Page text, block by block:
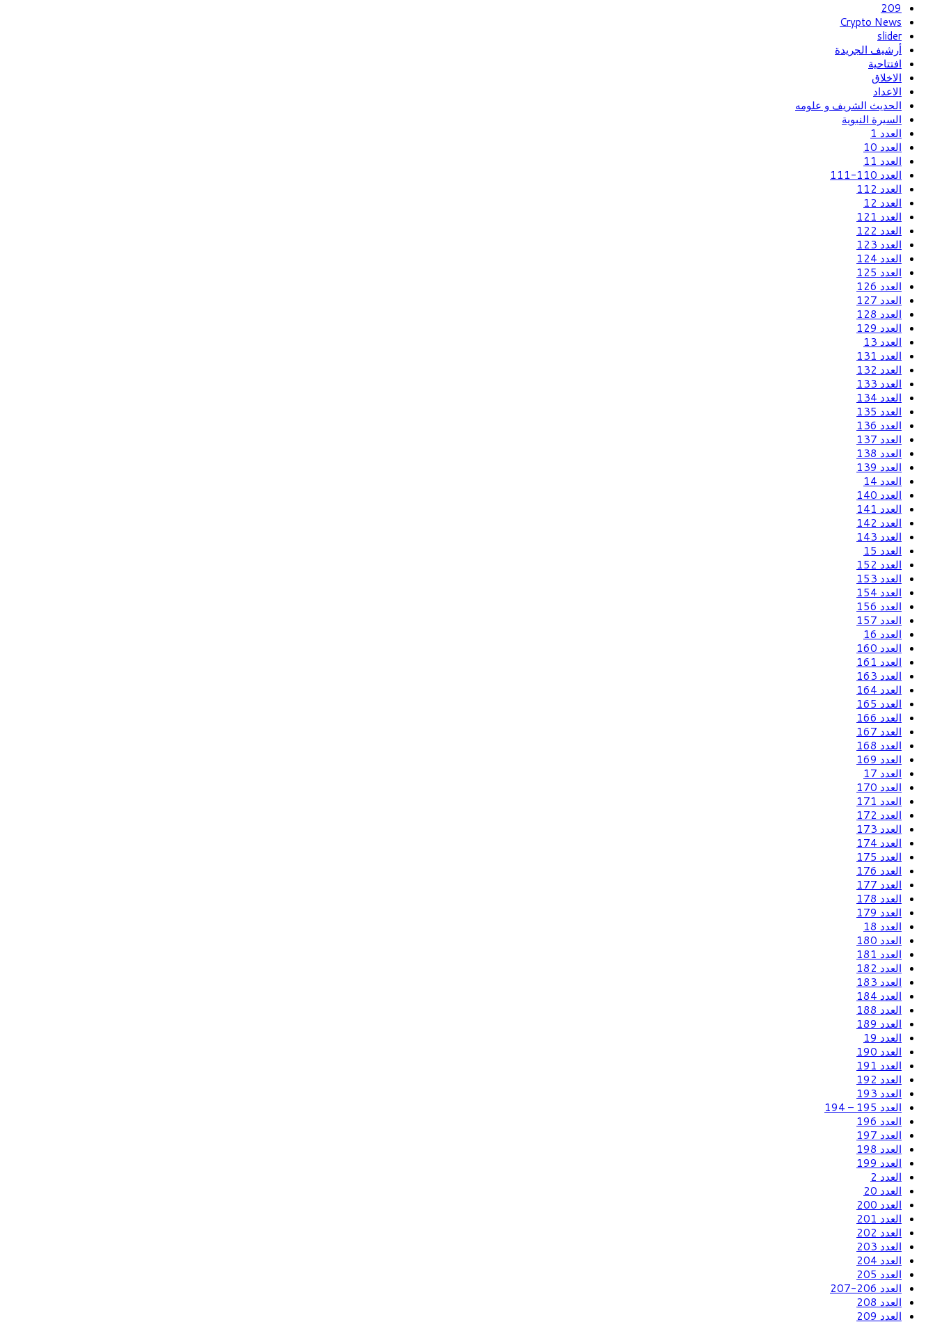
209
Crypto News
slider
أرشيف الجريدة
افتتاحية
الاخلاق
الاعداد
الحديث الشريف و علومه
السيرة النبوية
العدد 1
العدد 10
العدد 11
العدد 110-111
العدد 112
العدد 12
العدد 121
العدد 122
العدد 123
العدد 124
العدد 125
العدد 126
العدد 127
العدد 128
العدد 129
العدد 13
العدد 131
العدد 132
العدد 133
العدد 134
العدد 135
العدد 136
العدد 137
العدد 138
العدد 139
العدد 14
العدد 140
العدد 141
العدد 142
العدد 143
العدد 15
العدد 152
العدد 153
العدد 154
العدد 156
العدد 157
العدد 16
العدد 160
العدد 161
العدد 163
العدد 164
العدد 165
العدد 166
العدد 167
العدد 168
العدد 169
العدد 17
العدد 170
العدد 171
العدد 172
العدد 173
العدد 174
العدد 175
العدد 176
العدد 177
العدد 178
العدد 179
العدد 18
العدد 180
العدد 181
العدد 182
العدد 183
العدد 184
العدد 188
العدد 189
العدد 19
العدد 190
العدد 191
العدد 192
العدد 193
العدد 195 – 194
العدد 196
العدد 197
العدد 198
العدد 199
العدد 2
العدد 20
العدد 200
العدد 201
العدد 202
العدد 203
العدد 204
العدد 205
العدد 206-207
العدد 208
العدد 209